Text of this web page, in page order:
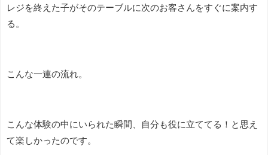
レジを終えた子がそのテーブルに次のお客さんをすぐに案内す
る。
こんな一連の流れ。
こんな体験の中にいられた瞬間、自分も役に立ててる！と思え
て楽しかったのです。